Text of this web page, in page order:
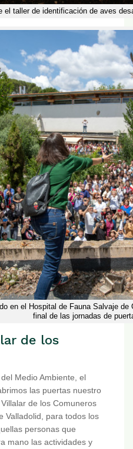
el taller de identificación de aves
en el Hospital de Fauna Salvaje
final de las jornadas de
de los
Medio Ambiente, el
las puertas nuestro
de los Comuneros
Valladolid, para todos los
personas que
mano las actividades y